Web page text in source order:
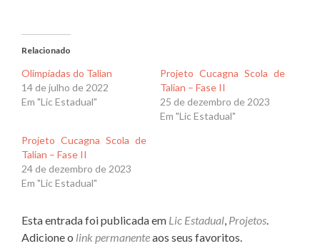
Relacionado
Olimpíadas do Talian
14 de julho de 2022
Em "Lic Estadual"
Projeto Cucagna Scola de
Talian – Fase II
25 de dezembro de 2023
Em "Lic Estadual"
Projeto Cucagna Scola de
Talian – Fase II
24 de dezembro de 2023
Em "Lic Estadual"
Esta entrada foi publicada em Lic Estadual, Projetos.
Adicione o link permanenteaos seus favoritos.